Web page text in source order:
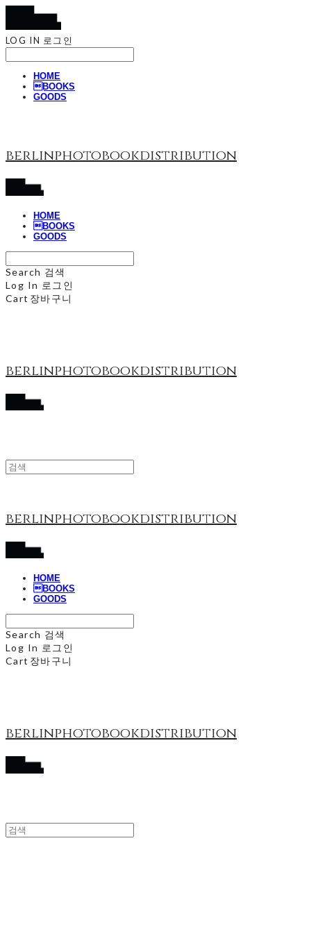
LOG IN 로그인
HOME
BOOKS
GOODS
berlinphotobookdistribution
HOME
BOOKS
GOODS
Search 검색
Log In 로그인
Cart 장바구니
berlinphotobookdistribution
berlinphotobookdistribution
HOME
BOOKS
GOODS
Search 검색
Log In 로그인
Cart 장바구니
berlinphotobookdistribution